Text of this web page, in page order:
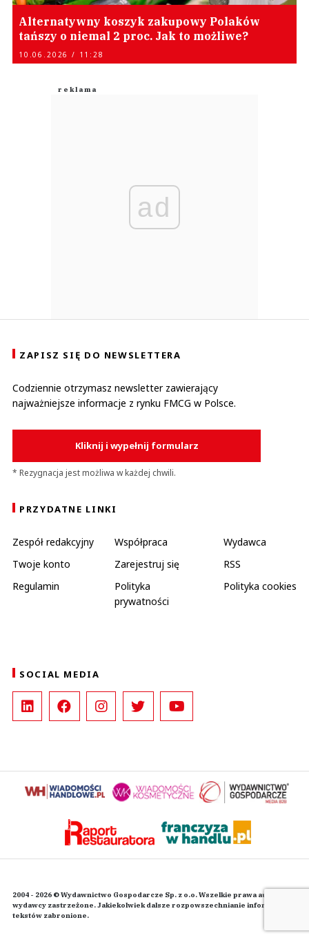
Alternatywny koszyk zakupowy Polaków
tańszy o niemal 2 proc. Jak to możliwe?
10.06.2026 / 11:28
ad
ZAPISZ SIĘ DO NEWSLETTERA
Codziennie otrzymasz newsletter zawierający
najważniejsze informacje z rynku FMCG w Polsce.
Kliknij i wypełnij formularz
* Rezygnacja jest możliwa w każdej chwili.
PRZYDATNE LINKI
Zespół redakcyjny Współpraca
Wydawca
Twoje konto
Zarejestruj się
RSS
Regulamin
Polityka
prywatności
Polityka cookies
SOCIAL MEDIA
2004 - 2026 © Wydawnictwo Gospodarcze Sp. z o.o. Wszelkie prawa autorskie
wydawcy zastrzeżone. Jakiekolwiek dalsze rozpowszechnianie informacji i
tekstów zabronione.